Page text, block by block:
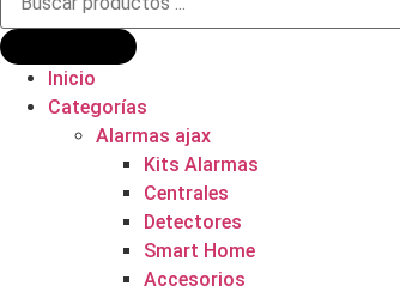
productos
Inicio
Categorías
Alarmas ajax
Kits Alarmas
Centrales
Detectores
Smart Home
Accesorios